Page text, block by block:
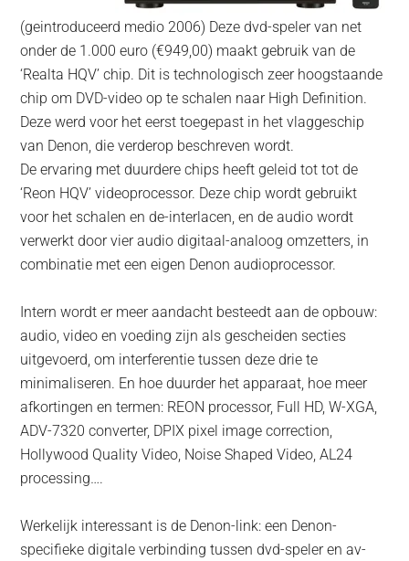
(geintroduceerd medio 2006) Deze dvd-speler van net
onder de 1.000 euro (€949,00) maakt gebruik van de
‘Realta HQV’ chip. Dit is technologisch zeer hoogstaande
chip om DVD-video op te schalen naar High Definition.
Deze werd voor het eerst toegepast in het vlaggeschip
van Denon, die verderop beschreven wordt.
De ervaring met duurdere chips heeft geleid tot tot de
‘Reon HQV’ videoprocessor. Deze chip wordt gebruikt
voor het schalen en de-interlacen, en de audio wordt
verwerkt door vier audio digitaal-analoog omzetters, in
combinatie met een eigen Denon audioprocessor.
Intern wordt er meer aandacht besteedt aan de opbouw:
audio, video en voeding zijn als gescheiden secties
uitgevoerd, om interferentie tussen deze drie te
minimaliseren. En hoe duurder het apparaat, hoe meer
afkortingen en termen: REON processor, Full HD, W-XGA,
ADV-7320 converter, DPIX pixel image correction,
Hollywood Quality Video, Noise Shaped Video, AL24
processing….
Werkelijk interessant is de Denon-link: een Denon-
specifieke digitale verbinding tussen dvd-speler en av-